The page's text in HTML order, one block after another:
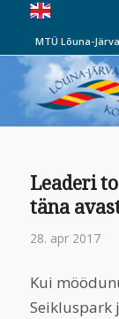
MTÜ Lõuna-
Leaderi
täna
28. apr 2017
Kui
Seikluspark